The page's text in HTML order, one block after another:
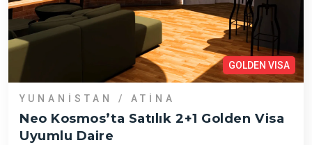
GOLDEN VISA
YUNANISTAN / ATINA
Neo Kosmos’ta Satılık 2+1 Golden Visa
Uyumlu Daire